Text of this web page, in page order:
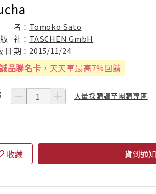
者： Tomoko Sato
版 社： TASCHEN GmbH
日 期： 2015/11/24
誠品聯名卡 ，天天享最高7%回饋
大量採購請至團購專區
收藏 貨到通知